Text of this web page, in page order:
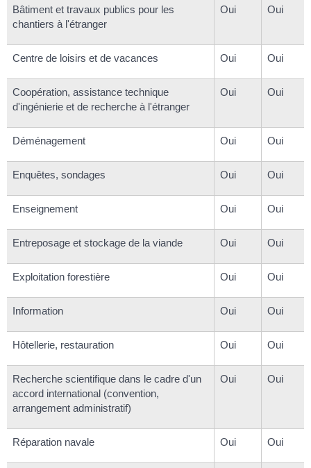
Bâtiment et travaux publics pour les
chantiers à l'étranger
Oui Oui
Centre de loisirs et de vacances Oui Oui
Coopération, assistance technique
d'ingénierie et de recherche à l'étranger
Oui Oui
Déménagement Oui Oui
Enquêtes, sondages Oui Oui
Enseignement Oui Oui
Entreposage et stockage de la viande Oui Oui
Exploitation forestière Oui Oui
Information Oui Oui
Hôtellerie, restauration Oui Oui
Recherche scientifique dans le cadre d'un
accord international (convention,
arrangement administratif)
Oui Oui
Réparation navale Oui Oui